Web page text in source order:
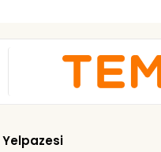
Yelpazesi